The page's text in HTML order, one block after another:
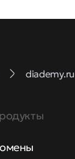
diademy.ru